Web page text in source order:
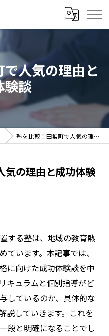
人気の理由と
験談
塾を比較！田無町で人気の理由と成功体験談
気の理由と成功体験
する塾は、地域の教育熱
ています。本記事では、
に向けた成功体験談を中
キュラムと個別指導がど
しているのか、具体的な
説していきます。これを
段と明確になることでし